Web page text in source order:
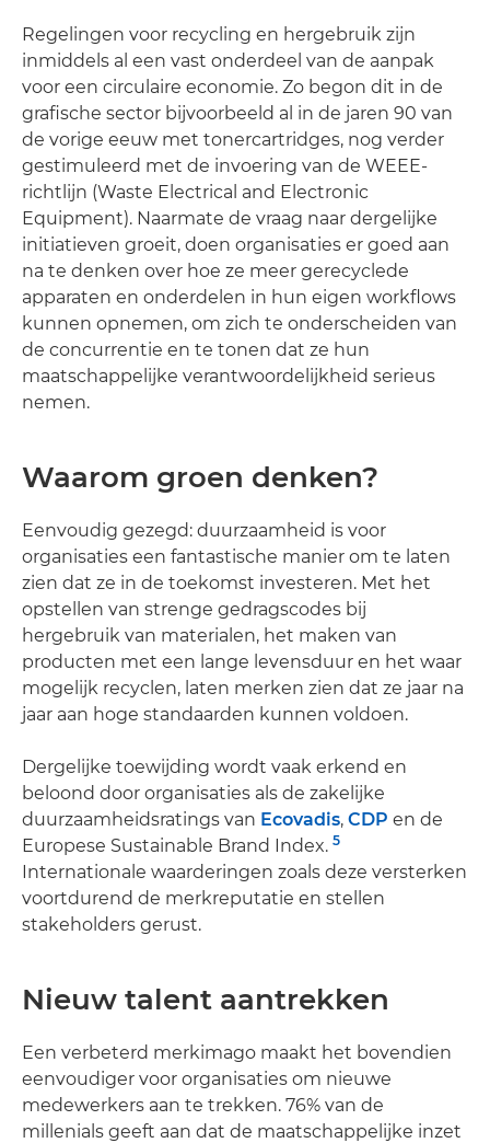
Regelingen voor recycling en hergebruik zijn
inmiddels al een vast onderdeel van de aanpak
voor een circulaire economie. Zo begon dit in de
grafische sector bijvoorbeeld al in de jaren 90 van
de vorige eeuw met tonercartridges, nog verder
gestimuleerd met de invoering van de WEEE-
richtlijn (Waste Electrical and Electronic
Equipment). Naarmate de vraag naar dergelijke
initiatieven groeit, doen organisaties er goed aan
na te denken over hoe ze meer gerecyclede
apparaten en onderdelen in hun eigen workflows
kunnen opnemen, om zich te onderscheiden van
de concurrentie en te tonen dat ze hun
maatschappelijke verantwoordelijkheid serieus
nemen.
Waarom groen denken?
Eenvoudig gezegd: duurzaamheid is voor
organisaties een fantastische manier om te laten
zien dat ze in de toekomst investeren. Met het
opstellen van strenge gedragscodes bij
hergebruik van materialen, het maken van
producten met een lange levensduur en het waar
mogelijk recyclen, laten merken zien dat ze jaar na
jaar aan hoge standaarden kunnen voldoen.
Dergelijke toewijding wordt vaak erkend en
beloond door organisaties als de zakelijke
duurzaamheidsratings van Ecovadis, CDP en de
Europese Sustainable Brand Index. 5
Internationale waarderingen zoals deze versterken
voortdurend de merkreputatie en stellen
stakeholders gerust.
Nieuw talent aantrekken
Een verbeterd merkimago maakt het bovendien
eenvoudiger voor organisaties om nieuwe
medewerkers aan te trekken. 76% van de
millenials geeft aan dat de maatschappelijke inzet